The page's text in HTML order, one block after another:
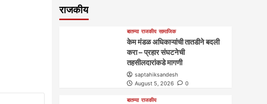
राजकीय
बातम्या राजकीय सामाजिक
केम मंडळ अधिकाऱ्यांची तातडीने बदली
करा – प्रहार संघटनेची
तहसीलदारांकडे मागणी
saptahiksandesh
August 5, 2026
0
बातम्या राजकीय